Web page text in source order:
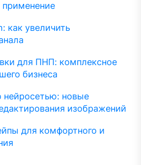
применение
как увеличить
для ПНП: комплексное
бизнеса
нейросетью: новые
изображений
для комфортного и